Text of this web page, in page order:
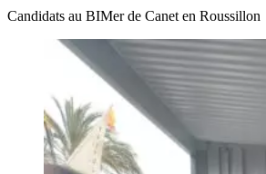
Candidats au BIMer de Canet en Roussillon